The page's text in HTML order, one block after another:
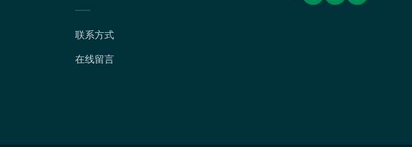
联系方式
在线留言